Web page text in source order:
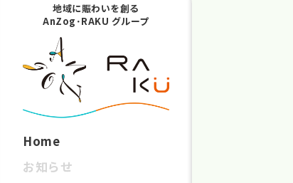
地域に賑わいを創る
AnZog･RAKU グループ
Home
お知らせ